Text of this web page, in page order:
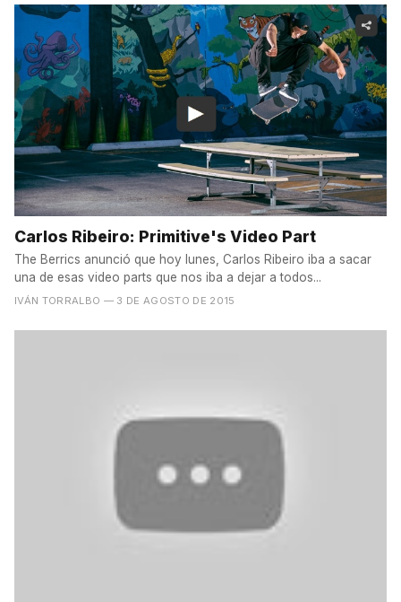
Carlos Ribeiro: Primitive's Video Part
The Berrics anunció que hoy lunes, Carlos Ribeiro iba a sacar
una de esas video parts que nos iba a dejar a todos...
IVÁN TORRALBO — 3 DE AGOSTO DE 2015